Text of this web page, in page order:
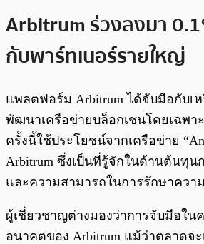
Arbitrum ร่วงลงมา
กับพาร์ทเนอร์รายใหญ่
แพลตฟอร์ม Arbitrum ได้จับมือกับเห
พัฒนาเครือข่ายบล็อกเชนโดยเฉพา
ครั้งนี้ใช้ประโยชน์จากเครือข่าย
Arbitrum ซึ่งเป็นที่รู้จักในด้านต้นทุน
และความสามารถในการรักษาควา
ผู้เชี่ยวชาญต่างมองว่าการจับมือใน
อนาคตของ Arbitrum แม้ว่าตลาดจ